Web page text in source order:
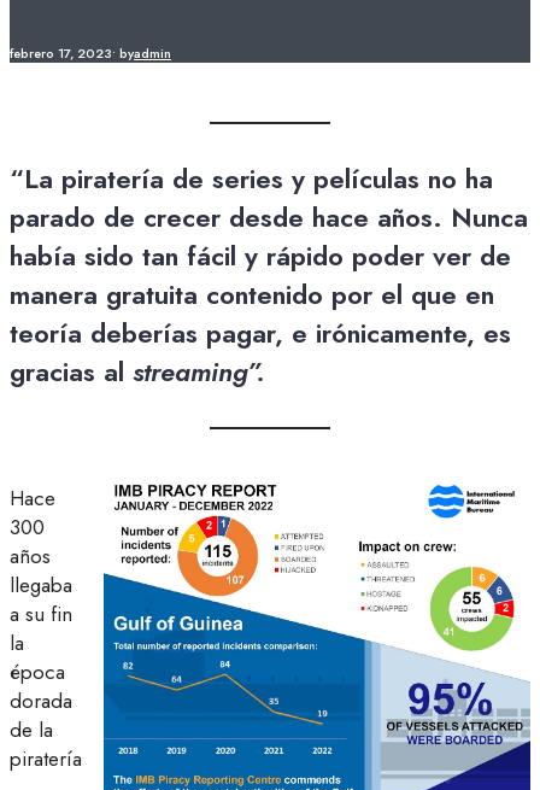
febrero 17, 2023• byadmin
“La piratería de series y películas no ha
parado de crecer desde hace años. Nunca
había sido tan fácil y rápido poder ver de
manera gratuita contenido por el que en
teoría deberías pagar, e irónicamente, es
gracias al streaming”.
Hace
300
años
llegaba
a su fin
la
época
dorada
de la
piratería